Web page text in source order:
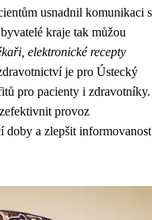
usnadnil komunikaci s
kraje tak můžou
elektronické recepty
je pro Ústecký
pro pacienty i zdravotníky.
provoz
doby a zlepšit informovanost